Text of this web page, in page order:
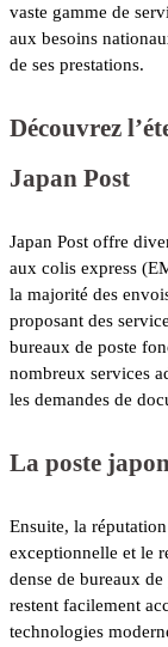
vaste gamme de
aux besoins
de ses prestations.
Découvrez
Japan Post
Japan Post offre
aux colis express
la majorité des
proposant des
bureaux de poste
nombreux services
les demandes de
La poste
Ensuite, la
exceptionnelle et le
dense de bureaux
restent facilement
technologies